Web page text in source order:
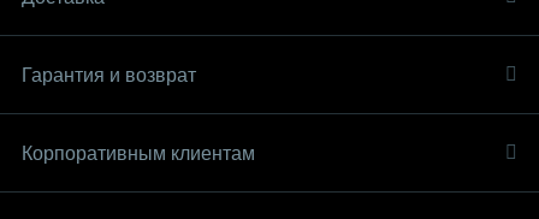
Гарантия и возврат
Корпоративным клиентам